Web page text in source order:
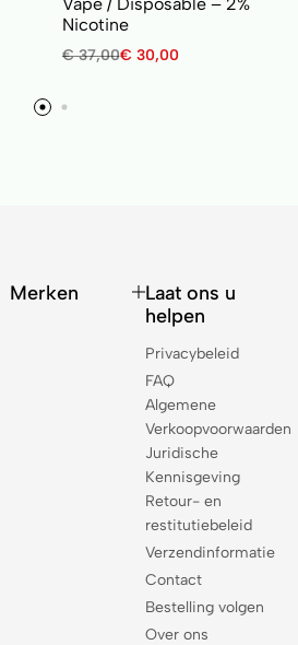
Nicotine
€37,00€ 30,00
Merken
Laat ons u
helpen
Privacybeleid
FAQ
Algemene
Verkoopvoorwaarden
Juridische
Kennisgeving
Retour- en
restitutiebeleid
Verzendinformatie
Contact
Bestelling volgen
Over ons